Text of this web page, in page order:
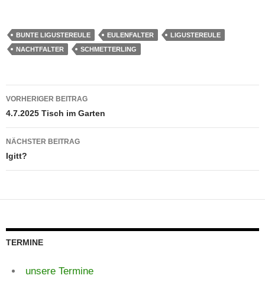
BUNTE LIGUSTEREULE EULENFALTER
LIGUSTEREULE
NACHTFALTER
SCHMETTERLING
Beitragsnavigation
VORHERIGER BEITRAG
4.7.2025 Tisch im Garten
NÄCHSTER BEITRAG
Igitt?
TERMINE
unsere Termine